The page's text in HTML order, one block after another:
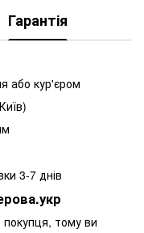
Гарантія
або кур'єром
3-7 днів
покупця, тому ви